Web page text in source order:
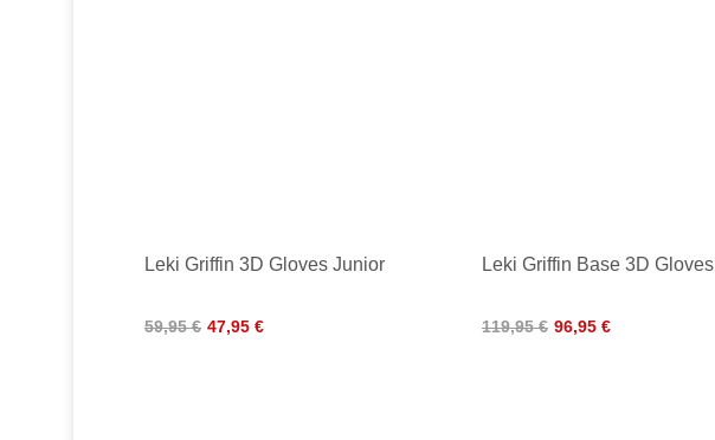
Leki Griffin 3D Gloves Junior
59,95 € 47,95 €
Leki Griffin Base 3D Gloves
119,95 € 96,95 €